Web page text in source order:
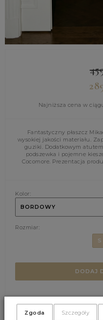
Najniższa cena w
Fantastyczny płaszcz
wysokiej jakości materiału.
guziki. Dodatkowym
podszewka i pojemne
Cocomore. Prezentacja
Kolor:
BORDOWY
Rozmiar:
S
DODAJ
Zgoda Szczegóły